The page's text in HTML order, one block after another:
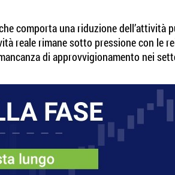
comporta una riduzione dell’attività
reale rimane sotto pressione con le
di approvvigionamento nei